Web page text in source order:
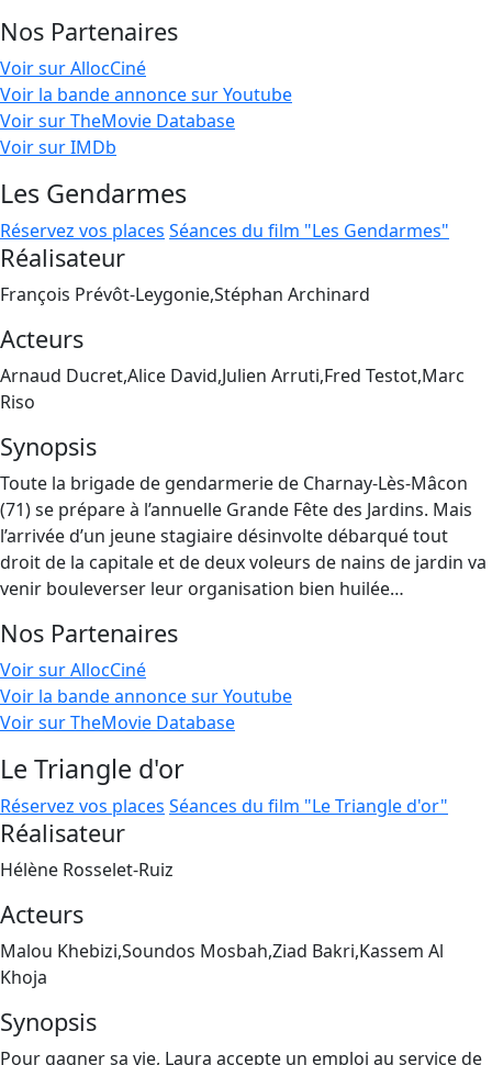
Nos Partenaires
Voir sur AllocCiné
Voir la bande annonce sur Youtube
Voir sur TheMovie Database
Voir sur IMDb
Les Gendarmes
Réservez vos places Séances du film "Les Gendarmes"
Réalisateur
François Prévôt-Leygonie,Stéphan Archinard
Acteurs
Arnaud Ducret,Alice David,Julien Arruti,Fred Testot,Marc
Riso
Synopsis
Toute la brigade de gendarmerie de Charnay-Lès-Mâcon
(71) se prépare à l’annuelle Grande Fête des Jardins. Mais
l’arrivée d’un jeune stagiaire désinvolte débarqué tout
droit de la capitale et de deux voleurs de nains de jardin va
venir bouleverser leur organisation bien huilée…
Nos Partenaires
Voir sur AllocCiné
Voir la bande annonce sur Youtube
Voir sur TheMovie Database
Le Triangle d'or
Réservez vos places Séances du film "Le Triangle d'or"
Réalisateur
Hélène Rosselet-Ruiz
Acteurs
Malou Khebizi,Soundos Mosbah,Ziad Bakri,Kassem Al
Khoja
Synopsis
Pour gagner sa vie, Laura accepte un emploi au service de